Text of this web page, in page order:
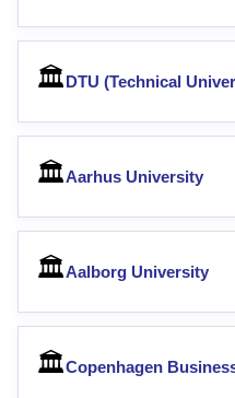
🏛DTU (Technical
🏛Aarhus University
🏛Aalborg University
🏛Copenhagen